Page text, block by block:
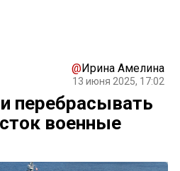
@Ирина Амелина
13 июня 2025, 17:02
перебрасывать
военные